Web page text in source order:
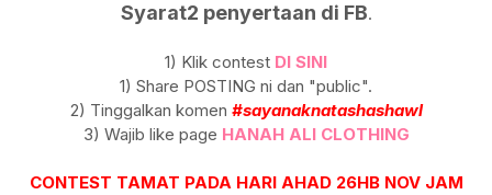
Syarat2 penyertaan di FB.
1) Klik contest DI SINI
1) Share POSTING ni dan "public".
2) Tinggalkan komen #sayanaknatashashawl
3) Wajib like page HANAH ALI CLOTHING
CONTEST TAMAT PADA HARI AHAD 26HB NOV JAM